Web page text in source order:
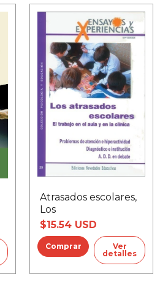
Atrasados escolares,
Los
$15.54 USD
Ver
detalles